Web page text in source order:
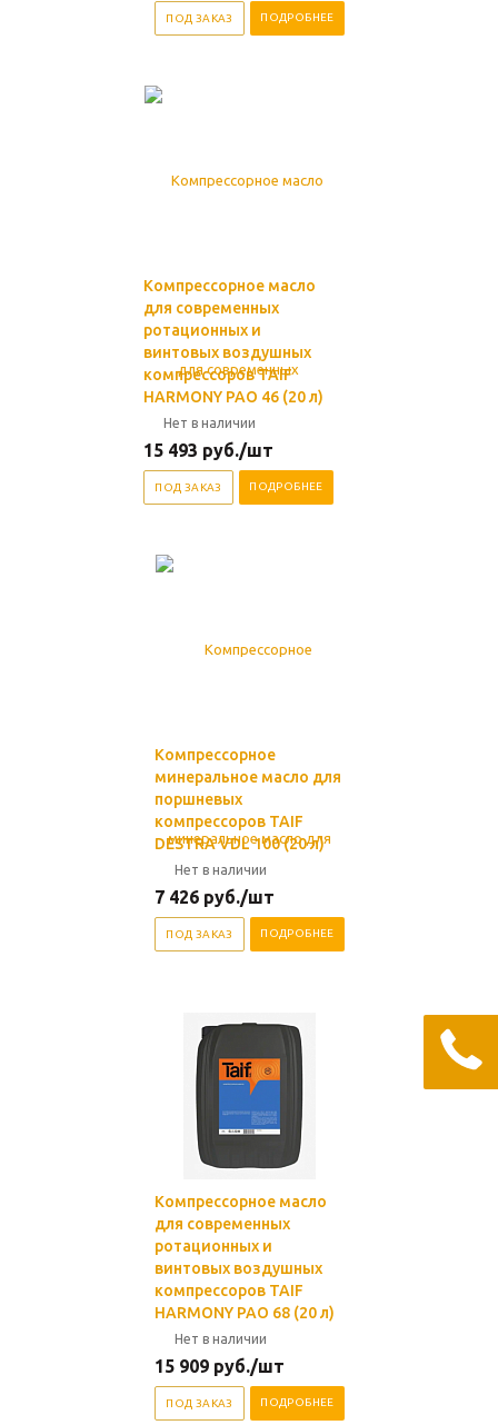
ПОД ЗАКАЗ ПОДРОБНЕЕ
Компрессорное масло
для современных
ротационных и
винтовых воздушных
компрессоров TAIF
HARMONY PAO 46 (20 л)
Нет в наличии
15 493 руб./шт
ПОД ЗАКАЗ ПОДРОБНЕЕ
Компрессорное
минеральное масло для
поршневых
компрессоров TAIF
DESTRA VDL 100 (20 л)
Нет в наличии
7 426 руб./шт
ПОД ЗАКАЗ ПОДРОБНЕЕ
Компрессорное масло
для современных
ротационных и
винтовых воздушных
компрессоров TAIF
HARMONY PAO 68 (20 л)
Нет в наличии
15 909 руб./шт
ПОД ЗАКАЗ ПОДРОБНЕЕ